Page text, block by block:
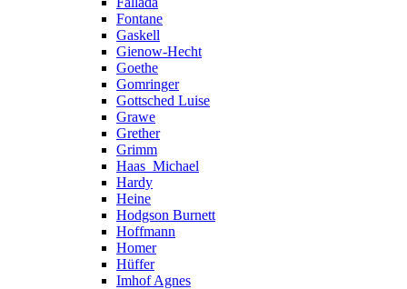
Fontane
Gaskell
Gienow-Hecht
Goethe
Gomringer
Gottsched Luise
Grawe
Grether
Grimm
Haas_Michael
Hardy
Heine
Hodgson Burnett
Hoffmann
Homer
Hüffer
Imhof Agnes